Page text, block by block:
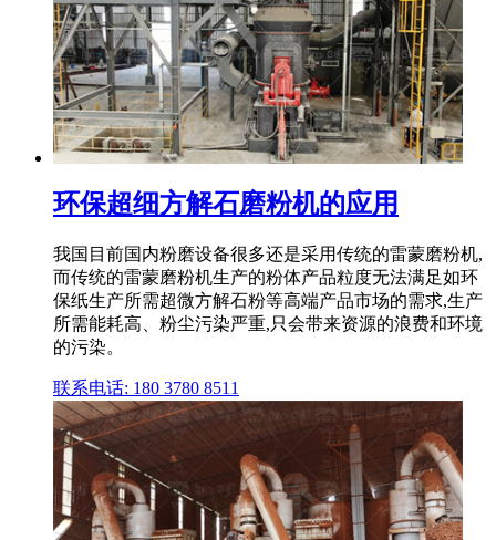
环保超细方解石磨粉机的应用
我国目前国内粉磨设备很多还是采用传统的雷蒙磨粉机,
而传统的雷蒙磨粉机生产的粉体产品粒度无法满足如环
保纸生产所需超微方解石粉等高端产品市场的需求,生产
所需能耗高、粉尘污染严重,只会带来资源的浪费和环境
的污染。
联系电话: 180 3780 8511